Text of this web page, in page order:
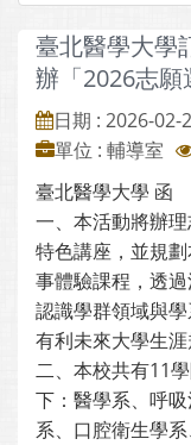
臺北醫學大學
辦「2026志願
日期 : 2026-02-
單位 : 輔導室
臺北醫學大學 函
一、本活動將辦
特色講座，並規
事體驗課程，透
認識學群領域與
有利未來大學生涯
二、本校共有11
下：醫學系、呼
系、口腔衛生學